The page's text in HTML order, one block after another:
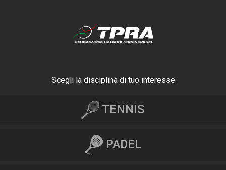
Scegli la disciplina di tuo interesse
TENNIS
PADEL